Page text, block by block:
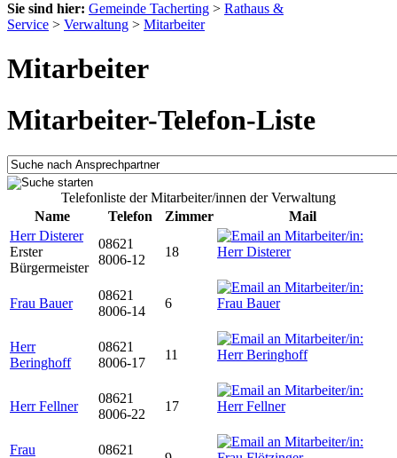
Sie sind hier: Gemeinde Tacherting > Rathaus &
Service > Verwaltung > Mitarbeiter
Mitarbeiter
Mitarbeiter-Telefon-Liste
Telefonliste der Mitarbeiter/innen der Verwaltung
Name
Telefon Zimmer
Mail
Herr Disterer
Erster
Bürgermeister
08621
8006-12
18
Frau Bauer
08621
8006-14
6
Herr
Beringhoff
08621
8006-17
11
Herr Fellner
08621
8006-22
17
Frau
08621